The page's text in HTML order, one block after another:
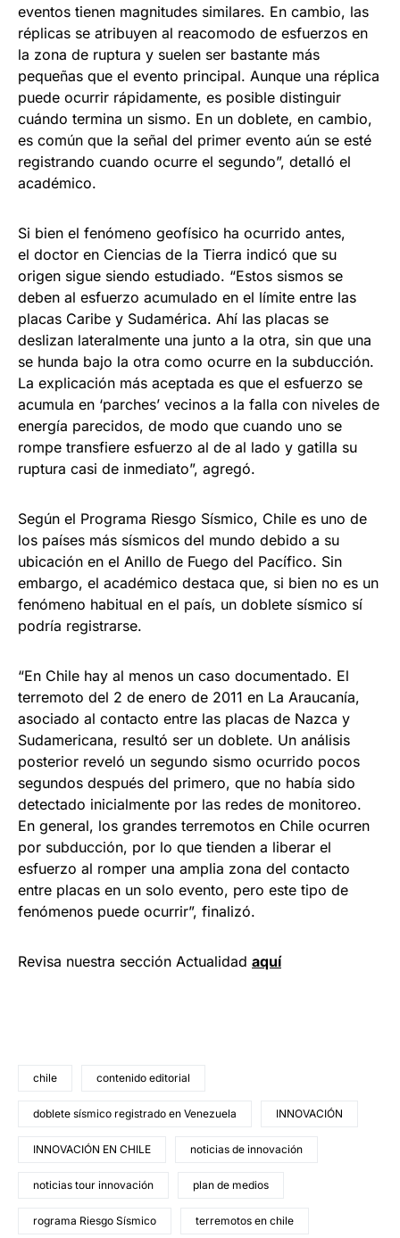
eventos tienen magnitudes similares. En cambio, las
réplicas se atribuyen al reacomodo de esfuerzos en
la zona de ruptura y suelen ser bastante más
pequeñas que el evento principal. Aunque una réplica
puede ocurrir rápidamente, es posible distinguir
cuándo termina un sismo. En un doblete, en cambio,
es común que la señal del primer evento aún se esté
registrando cuando ocurre el segundo”, detalló el
académico.
Si bien el fenómeno geofísico ha ocurrido antes,
el doctor en Ciencias de la Tierra indicó que su
origen sigue siendo estudiado. “Estos sismos se
deben al esfuerzo acumulado en el límite entre las
placas Caribe y Sudamérica. Ahí las placas se
deslizan lateralmente una junto a la otra, sin que una
se hunda bajo la otra como ocurre en la subducción.
La explicación más aceptada es que el esfuerzo se
acumula en ‘parches’ vecinos a la falla con niveles de
energía parecidos, de modo que cuando uno se
rompe transfiere esfuerzo al de al lado y gatilla su
ruptura casi de inmediato”, agregó.
Según el Programa Riesgo Sísmico, Chile es uno de
los países más sísmicos del mundo debido a su
ubicación en el Anillo de Fuego del Pacífico. Sin
embargo, el académico destaca que, si bien no es un
fenómeno habitual en el país, un doblete sísmico sí
podría registrarse.
“En Chile hay al menos un caso documentado. El
terremoto del 2 de enero de 2011 en La Araucanía,
asociado al contacto entre las placas de Nazca y
Sudamericana, resultó ser un doblete. Un análisis
posterior reveló un segundo sismo ocurrido pocos
segundos después del primero, que no había sido
detectado inicialmente por las redes de monitoreo.
En general, los grandes terremotos en Chile ocurren
por subducción, por lo que tienden a liberar el
esfuerzo al romper una amplia zona del contacto
entre placas en un solo evento, pero este tipo de
fenómenos puede ocurrir”, finalizó.
Revisa nuestra sección Actualidad aquí
chile contenido editorial
doblete sísmico registrado en Venezuela INNOVACIÓN
INNOVACIÓN EN CHILE noticias de innovación
noticias tour innovación plan de medios
rograma Riesgo Sísmico terremotos en chile